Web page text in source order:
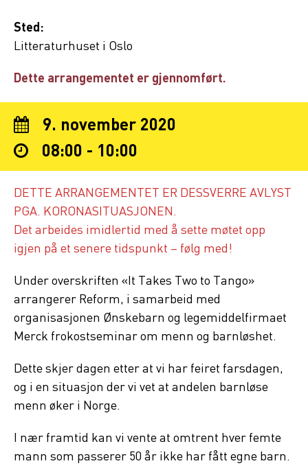
Sted:
Litteraturhuset i Oslo
Dette arrangementet er gjennomført.
9. november 2020
08:00 - 10:00
DETTE ARRANGEMENTET ER DESSVERRE AVLYST
PGA. KORONASITUASJONEN.
Det arbeides imidlertid med å sette møtet opp
igjen på et senere tidspunkt – følg med!
Under overskriften «It Takes Two to Tango»
arrangerer Reform, i samarbeid med
organisasjonen Ønskebarn og legemiddelfirmaet
Merck frokostseminar om menn og barnløshet.
Dette skjer dagen etter at vi har feiret farsdagen,
og i en situasjon der vi vet at andelen barnløse
menn øker i Norge.
I nær framtid kan vi vente at omtrent hver femte
mann som passerer 50 år ikke har fått egne barn.